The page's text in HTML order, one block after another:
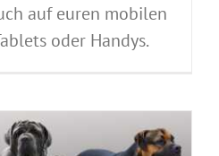
auf euren mobilen
oder Handys.